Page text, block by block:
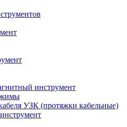
инструмент
УЗК (протяжки кабельные)